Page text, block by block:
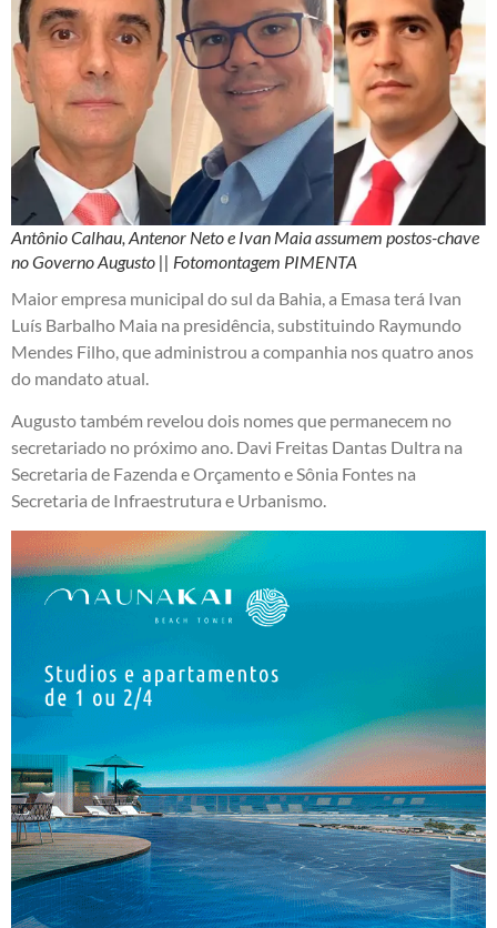
Antônio Calhau, Antenor Neto e Ivan Maia assumem postos-chave
no Governo Augusto || Fotomontagem PIMENTA
Maior empresa municipal do sul da Bahia, a Emasa terá Ivan
Luís Barbalho Maia na presidência, substituindo Raymundo
Mendes Filho, que administrou a companhia nos quatro anos
do mandato atual.
Augusto também revelou dois nomes que permanecem no
secretariado no próximo ano. Davi Freitas Dantas Dultra na
Secretaria de Fazenda e Orçamento e Sônia Fontes na
Secretaria de Infraestrutura e Urbanismo.